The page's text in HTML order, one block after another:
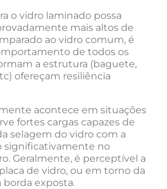
o vidro laminado possa
mais altos de
ao vidro comum, é
de todos os
a estrutura (baguete,
ofereçam resiliência
acontece em situações
fortes cargas capazes de
selagem do vidro com a
significativamente no
Geralmente, é perceptível a
de vidro, ou em torno da
borda exposta.